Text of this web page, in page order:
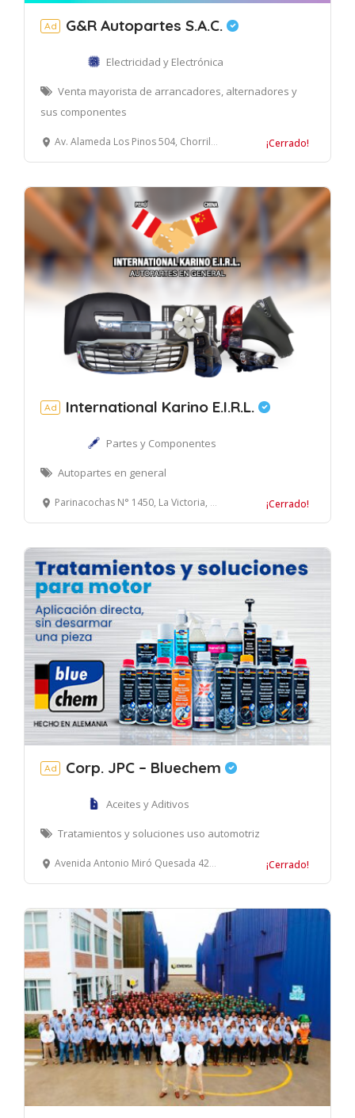
Ad G&R Autopartes S.A.C.
Electricidad y Electrónica
Venta mayorista de arrancadores, alternadores y
sus componentes
Av. Alameda Los Pinos 504, Chorrillos, Lima, Perú ¡Cerrado!
Ad International Karino E.I.R.L.
Partes y Componentes
Autopartes en general
Parinacochas N° 1450, La Victoria, Lima ¡Cerrado!
Ad Corp. JPC – Bluechem
Aceites y Aditivos
Tratamientos y soluciones uso automotriz
Avenida Antonio Miró Quesada 425. Edificio Prisma, oficina 208. Magdalena del Mar, Lima ¡Cerrado!